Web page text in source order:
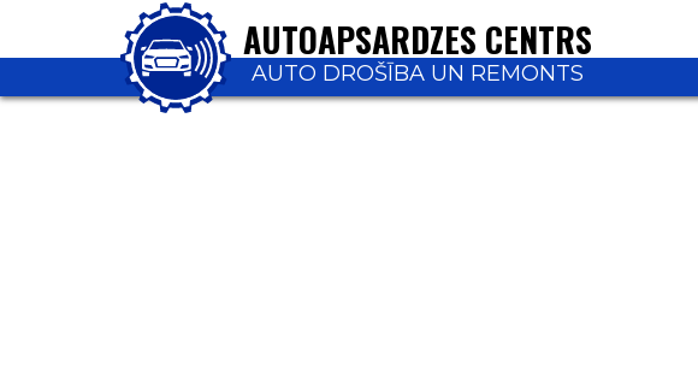
AUTOAPSARDZES CENTRS
AUTO DROŠĪBA UN REMONTS